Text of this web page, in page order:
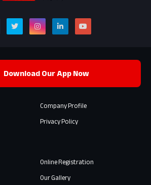
Download Our App Now
Company Profile
Privacy Policy
Online Registration
Our Gallery